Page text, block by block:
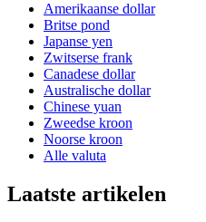
Amerikaanse dollar
Britse pond
Japanse yen
Zwitserse frank
Canadese dollar
Australische dollar
Chinese yuan
Zweedse kroon
Noorse kroon
Alle valuta
Laatste artikelen